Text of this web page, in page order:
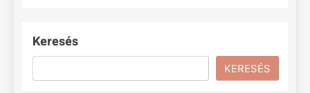
Keresés
KERESÉS